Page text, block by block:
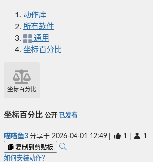
动作库
所有软件
通用
坐标百分比
坐标百分比
坐标百分比 公开 已发布
喵喵鱼3 分享于 2026-04-01 12:49 1 1
复制到剪贴板
如何安装动作？